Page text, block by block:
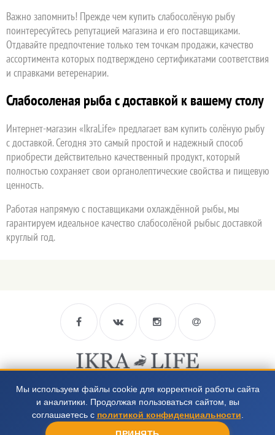
Важно запомнить! Прежде чем купить слабосолёную рыбу
поинтересуйтесь репутацией магазина и его поставщиками.
Отдавайте предпочтение только тем точкам продажи, качество
ассортимента которых подтверждено сертификатами соответствия
и справками ветеренарии.
Слабосоленая рыба с доставкой к вашему столу
Интернет-магазин «IkraLife» предлагает вам купить солёную рыбу
с доставкой. Сегодня это самый простой и надежный способ
приобрести действительно качественный продукт, который
полностью сохраняет свои органолептические свойства и пищевую
ценность.
Работая напрямую с поставщиками охлаждённой рыбы, мы
гарантируем идеальное качество слабосолёной рыбыс доставкой
круглый год.
8 812 988-66-94
8 952 218-39-35
Мы используем файлы cookie для корректной работы сайта
и аналитики. Продолжая пользоваться сайтом, вы
соглашаетесь с политикой конфиденциальности